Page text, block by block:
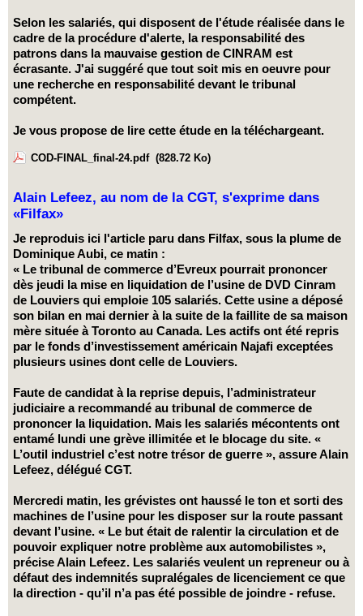
Selon les salariés, qui disposent de l'étude réalisée dans le
cadre de la procédure d'alerte, la responsabilité des
patrons dans la mauvaise gestion de CINRAM est
écrasante. J'ai suggéré que tout soit mis en oeuvre pour
une recherche en responsabilité devant le tribunal
compétent.
Je vous propose de lire cette étude en la téléchargeant.
COD-FINAL_final-24.pdf (828.72 Ko)
Alain Lefeez, au nom de la CGT, s'exprime dans
«Filfax»
Je reproduis ici l'article paru dans Filfax, sous la plume de
Dominique Aubi, ce matin :
« Le tribunal de commerce d’Evreux pourrait prononcer
dès jeudi la mise en liquidation de l’usine de DVD Cinram
de Louviers qui emploie 105 salariés. Cette usine a déposé
son bilan en mai dernier à la suite de la faillite de sa maison
mère située à Toronto au Canada. Les actifs ont été repris
par le fonds d’investissement américain Najafi exceptées
plusieurs usines dont celle de Louviers.
Faute de candidat à la reprise depuis, l’administrateur
judiciaire a recommandé au tribunal de commerce de
prononcer la liquidation. Mais les salariés mécontents ont
entamé lundi une grève illimitée et le blocage du site. «
L’outil industriel c’est notre trésor de guerre », assure Alain
Lefeez, délégué CGT.
Mercredi matin, les grévistes ont haussé le ton et sorti des
machines de l’usine pour les disposer sur la route passant
devant l’usine. « Le but était de ralentir la circulation et de
pouvoir expliquer notre problème aux automobilistes »,
précise Alain Lefeez. Les salariés veulent un repreneur ou à
défaut des indemnités supralégales de licenciement ce que
la direction - qu’il n’a pas été possible de joindre - refuse.